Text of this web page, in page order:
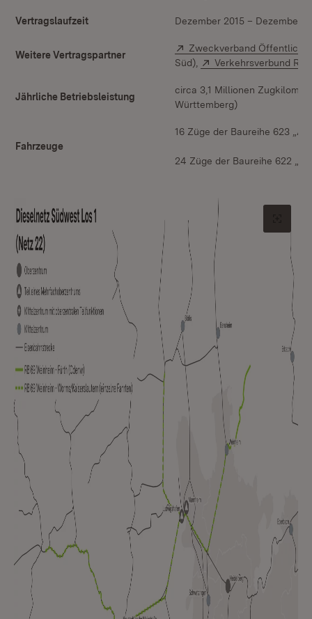
Vertragslaufzeit Dezember 2015 – Dezember
Weitere Vertragspartner
Extern:
Zweckverband
Süd),
Extern:
Verkehrsverbund
Jährliche Betriebsleistung
circa 3,1 Millionen
Württemberg)
Fahrzeuge
16 Züge der Baureihe 623
24 Züge der Baureihe 622